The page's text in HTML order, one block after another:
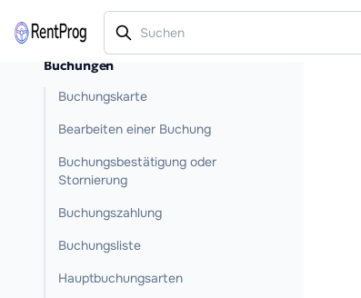
Buchungen
Buchungskarte
Bearbeiten einer Buchung
Buchungsbestätigung oder
Stornierung
Buchungszahlung
Buchungsliste
Hauptbuchungsarten